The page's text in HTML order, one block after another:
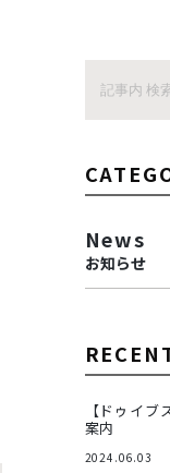
News
お知らせ
【ドゥイ
案内
2024.06.03